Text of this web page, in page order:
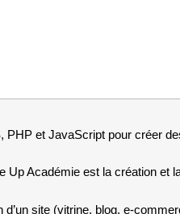
PHP et JavaScript pour créer
Up Académie est la création et
d’un site (vitrine, blog, e-